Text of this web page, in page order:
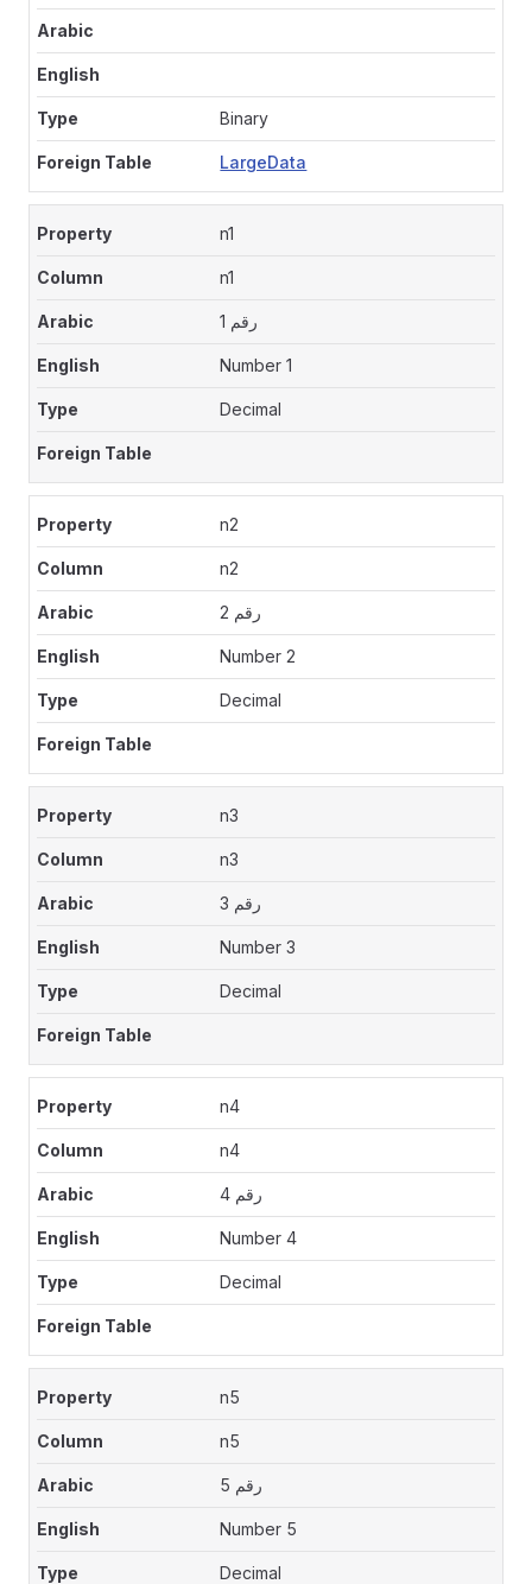
Binary
LargeData
n1
n1
رقم 1
Number 1
Decimal
n2
n2
رقم 2
Number 2
Decimal
n3
n3
رقم 3
Number 3
Decimal
n4
n4
رقم 4
Number 4
Decimal
n5
n5
رقم 5
Number 5
Decimal